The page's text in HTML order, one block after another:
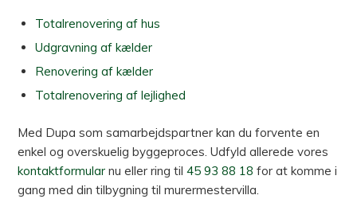
Totalrenovering af hus
Udgravning af kælder
Renovering af kælder
Totalrenovering af lejlighed
Med Dupa som samarbejdspartner kan du forvente en
enkel og overskuelig byggeproces. Udfyld allerede vores
kontaktformular nu eller ring til45 93 88 18 for at komme i
gang med din tilbygning til murermestervilla.